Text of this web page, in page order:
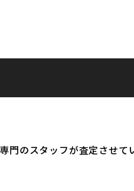
のスタッフが査定させて